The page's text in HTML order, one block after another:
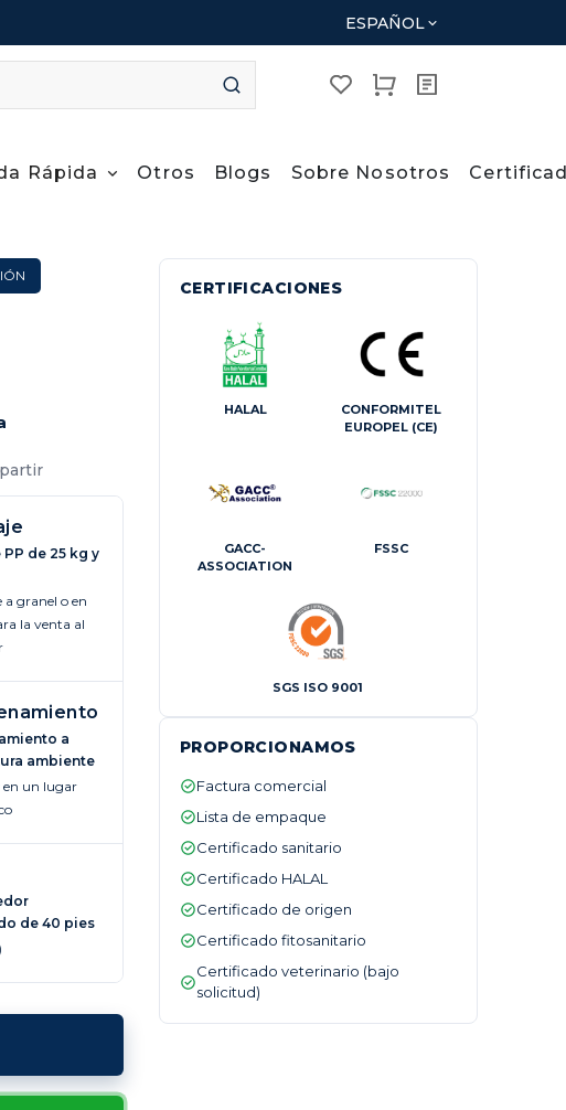
ESPAÑOL
Rápida Otros Blogs Sobre Nosotros
PP de 25 kg y
a granel o en
la venta al
a
ambiente
en un lugar
de 40 pies
CERTIFICACIONES
HALAL
CONFORMITEL
EUROPEL (CE)
GACC-
ASSOCIATION
FSSC
SGS ISO 9001
PROPORCIONAMOS
Factura comercial
Lista de empaque
Certificado sanitario
Certificado HALAL
Certificado de origen
Certificado fitosanitario
Certificado veterinario (bajo
solicitud)